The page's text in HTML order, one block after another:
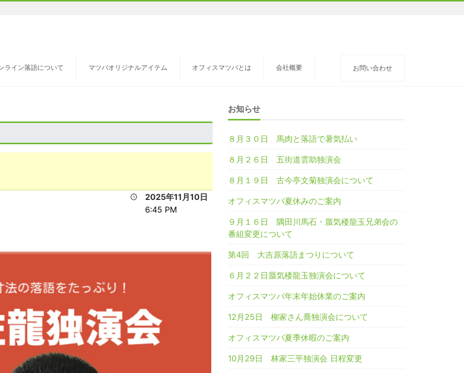
ライン落語について マツバオリジナルアイテム オフィスマツバとは 会社概要 お問い合わせ
2025年11月10日
6:45 PM
お知らせ
８月３０日 馬肉と落語で暑気払い
８月２６日 五街道雲助独演会
８月１９日 古今亭文菊独演会について
オフィスマツバ夏休みのご案内
９月１６日 隅田川馬石・蜃気楼龍玉兄弟会の
番組変更について
第4回 大吉原落語まつりについて
６月２２日蜃気楼龍玉独演会について
オフィスマツバ年末年始休業のご案内
12月25日 柳家さん喬独演会について
オフィスマツバ夏季休暇のご案内
10月29日 林家三平独演会 日程変更